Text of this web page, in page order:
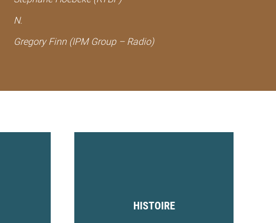
N.
Gregory Finn (IPM Group – Radio)
HISTOIRE